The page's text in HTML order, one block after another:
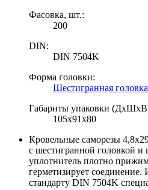
Фасовка, шт.:
200
DIN:
DIN 7504K
Форма головки:
Шестигранная
Габариты упаковки
105х91х80
Кровельные саморезы
с шестигранной головкой
уплотнитель плотно
герметизирует соединение.
стандарту DIN 7504K